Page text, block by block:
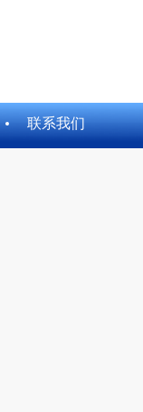
联系我们